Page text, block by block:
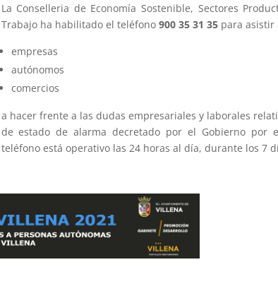
La Conselleria de Economía Sostenible, Sectores
Trabajo ha habilitado el teléfono 900 35 31 35para asistir
empresas
autónomos
comercios
a hacer frente a las dudas empresariales y laborales
de estado de alarma decretado por el Gobierno por
teléfono está operativo las 24 horas al día, durante los 7